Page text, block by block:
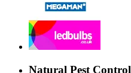
Natural Pest Control